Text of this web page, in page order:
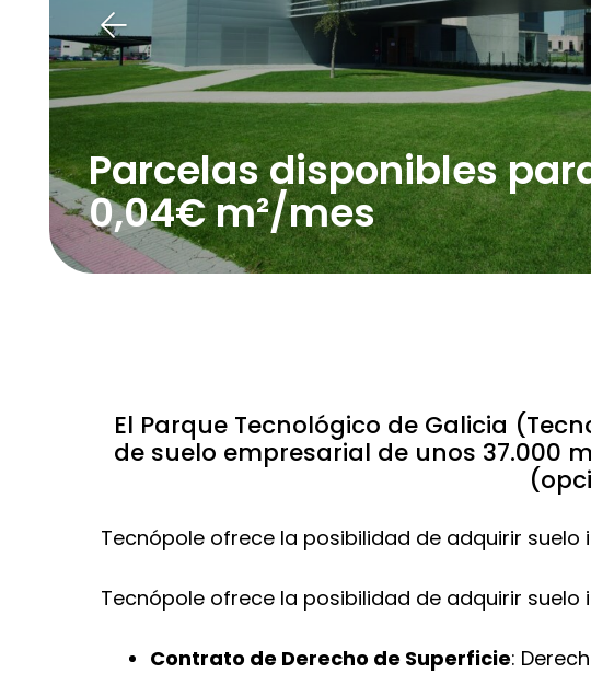
Parcelas disponibles
0,04€ m²/mes
El Parque Tecnológico de Galicia
de suelo empresarial de unos 37.000
Tecnópole ofrece la posibilidad de adquirir
Tecnópole ofrece la posibilidad de adquirir
Contrato de Derecho de Superficie: